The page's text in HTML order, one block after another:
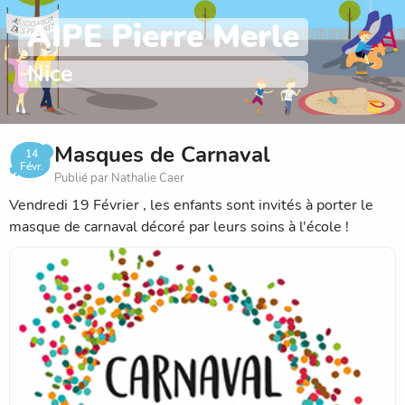
AIPE Pierre Merle
Nice
14
Févr.
Masques de Carnaval
Publié par Nathalie Caer
Vendredi 19 Février , les enfants sont invités à porter le
masque de carnaval décoré par leurs soins à l'école !